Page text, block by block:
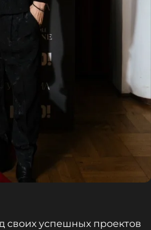
своих успешных проектов